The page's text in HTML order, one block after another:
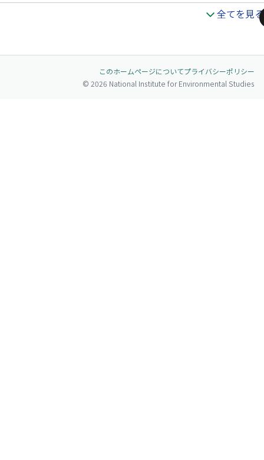
全てを見る
ペ
このホームページについてプライバシーポリシー
© 2026 National Institute for Environmental Studies